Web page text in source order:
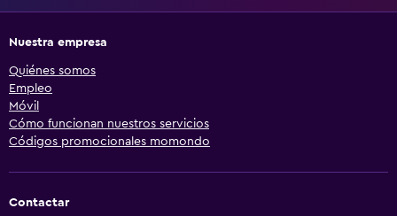
Nuestra empresa
Quiénes somos
Empleo
Móvil
Cómo funcionan nuestros servicios
Códigos promocionales momondo
Contactar